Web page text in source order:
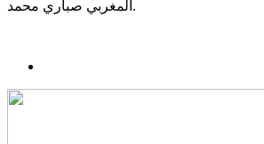
المغربي صباري محمد.